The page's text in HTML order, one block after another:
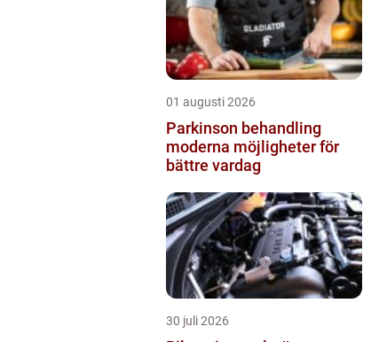
01 augusti 2026
Parkinson behandling
moderna möjligheter för
bättre vardag
30 juli 2026